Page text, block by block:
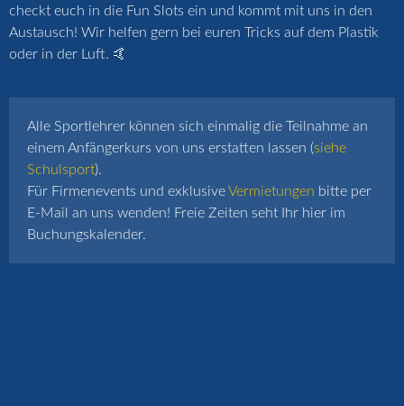
checkt euch in die Fun Slots ein und kommt mit uns in den
Austausch! Wir helfen gern bei euren Tricks auf dem Plastik
oder in der Luft. 🤙
Alle Sportlehrer können sich einmalig die Teilnahme an
einem Anfängerkurs von uns erstatten lassen (siehe
Schulsport).
Für Firmenevents und exklusiveVermietungen bitte per
E-Mail an uns wenden! Freie Zeiten seht Ihr hier im
Buchungskalender.